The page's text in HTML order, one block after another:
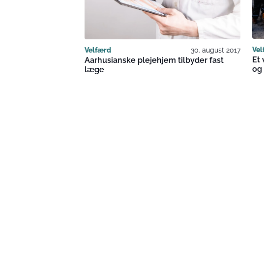
Velfærd 30. august 2017
Aarhusianske plejehjem tilbyder fast
læge
Et
og